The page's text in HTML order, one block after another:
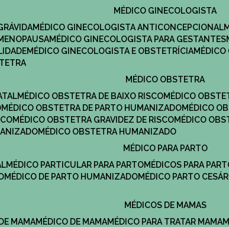
MÉDICO GINECOLOGISTA
MÉDICO GINECOLOGISTA ANTICONCEPCIONAL
MÉDICO GINECOLOGISTA PARA GESTANTES
MÉDICO GINECOLOGISTA E OBSTETRÍCIA
MÉDICO OBSTETRA
MÉDICO OBSTETRA DE BAIXO RISCO
MÉDICO
MÉDICO OBSTETRA DE PARTO HUMANIZADO MÉDICO
MÉDICO OBSTETRA GRAVIDEZ DE RISCO
MÉDICO
MÉDICO OBSTETRA HUMANIZADO
MÉDICO PARA PARTO
MÉDICO PARTICULAR PARA PARTO MÉDICOS PARA
MÉDICO DE PARTO HUMANIZADO MÉDICO PARTO
MÉDICOS DE MAMAS
MAMA
MÉDICO DE MAMA MÉDICO PARA TRATAR MAMA